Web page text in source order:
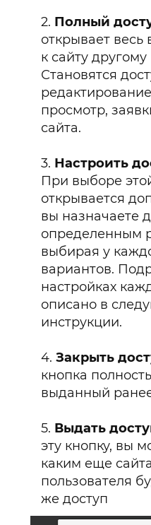
2. Полный
открывает
к сайту
Становятся
просмотр,
сайта.
3. Настроить
При выборе
открывается
вы назначаете
определенным
выбирая у
вариантов.
настройках
описано в
инструкции.
4.Закрыть
кнопка
выданный
5. Выдать
эту кнопку, вы
каким еще
пользователя
же доступ